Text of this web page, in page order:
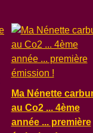
Ma Nénette
au Co2 ... 4ème
année ... première